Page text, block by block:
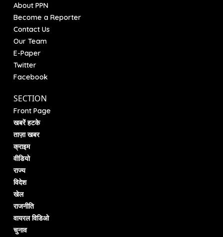
About PPN
Become a Reporter
Contact Us
Our Team
E-Paper
Twitter
Facebook
SECTION
Front Page
खबरें हटके
ताज़ा खबर
क्राइम
वीडियो
राज्य
विदेश
खेल
राजनीति
वायरल विडिओ
चुनाव